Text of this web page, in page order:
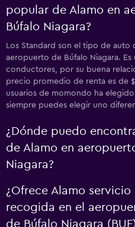
popular de Alamo en
Búfalo Niagara?
Los Standard son el tipo de auto
aeropuerto de Búfalo Niagara.
conductores, por su buena
precio promedio de renta es de
usuarios de momondo ha
siempre puedes elegir uno
¿Dónde puedo
de Alamo en
Niagara?
¿Ofrece Alamo
recogida en el
de Búfalo Niagara